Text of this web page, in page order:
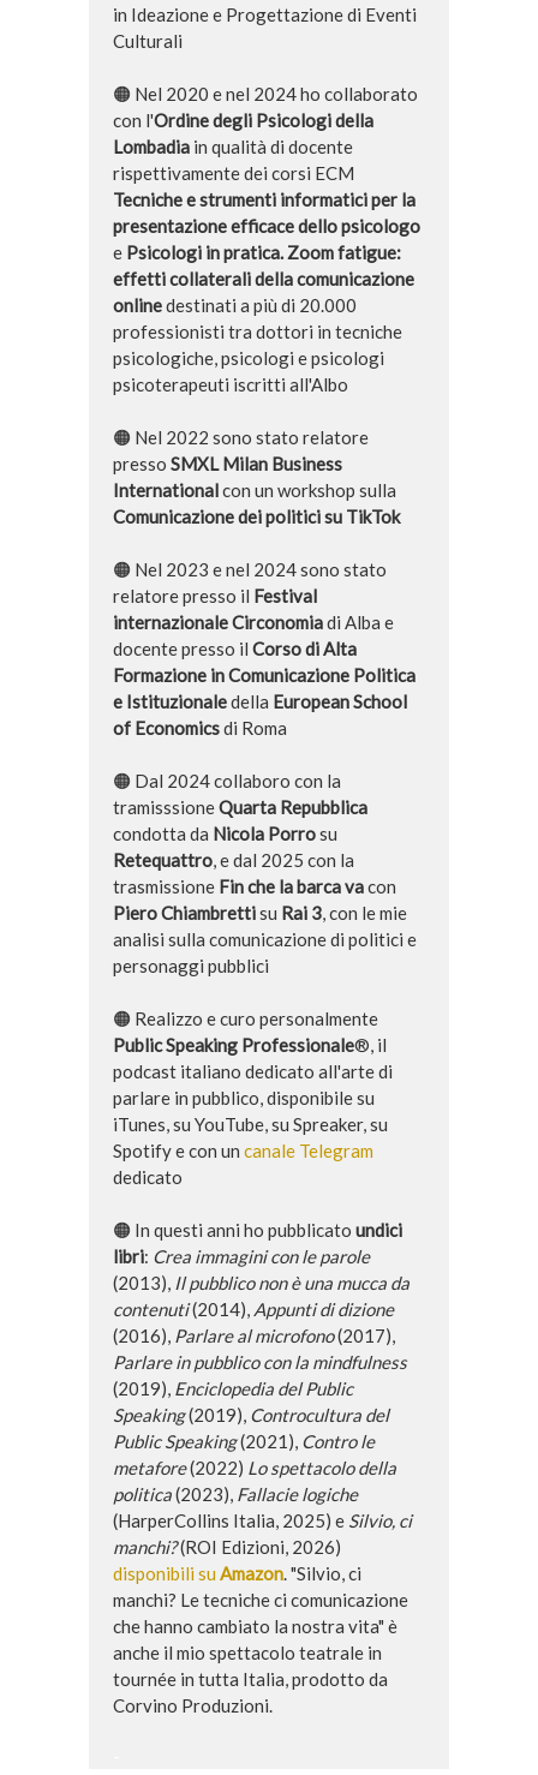
in Ideazione e Progettazione di Eventi
Culturali
🟠 Nel 2020 e nel 2024 ho collaborato
con l'Ordine degli Psicologi della
Lombadiain qualità di docente
rispettivamente dei corsi ECM
Tecniche e strumenti informatici per la
presentazione efficace dello psicologo
e Psicologi in pratica. Zoom fatigue:
effetti collaterali della comunicazione
onlinedestinati a più di 20.000
professionisti tra dottori in tecniche
psicologiche, psicologi e psicologi
psicoterapeuti iscritti all'Albo
🟠 Nel 2022 sono stato relatore
presso SMXL Milan Business
Internationalcon un workshop sulla
Comunicazione dei politici su TikTok
🟠 Nel 2023 e nel 2024 sono stato
relatore presso il Festival
internazionale Circonomiadi Alba e
docente presso il Corso di Alta
Formazione in Comunicazione Politica
e Istituzionaledella European School
of Economicsdi Roma
🟠 Dal 2024 collaboro con la
tramisssioneQuarta Repubblica
condotta da Nicola Porrosu
Retequattro, e dal 2025 con la
trasmissione Fin che la barca vacon
Piero Chiambrettisu Rai 3, con le mie
analisi sulla comunicazione di politici e
personaggi pubblici
🟠 Realizzo e curo personalmente
Public Speaking Professionale®, il
podcast italiano dedicato all'arte di
parlare in pubblico, disponibile su
iTunes, su YouTube, su Spreaker, su
Spotify e con un canale Telegram
dedicato
🟠 In questi anni ho pubblicato undici
libri: Crea immagini con le parole
(2013), Il pubblico non è una mucca da
contenuti(2014), Appunti di dizione
(2016), Parlare al microfono(2017),
Parlare in pubblico con la mindfulness
(2019), Enciclopedia del Public
Speaking(2019), Controcultura del
Public Speaking(2021), Contro le
metafore(2022) Lo spettacolo della
politica(2023), Fallacie logiche
(HarperCollins Italia, 2025) e Silvio, ci
manchi?(ROI Edizioni, 2026)
disponibili su Amazon. "Silvio, ci
manchi? Le tecniche ci comunicazione
che hanno cambiato la nostra vita" è
anche il mio spettacolo teatrale in
tournée in tutta Italia, prodotto da
Corvino Produzioni.